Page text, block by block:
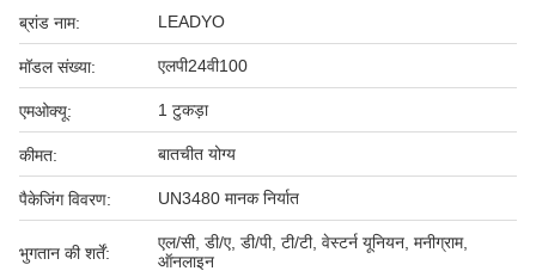
ब्रांड नाम: LEADYO
मॉडल संख्या: एलपी24वी100
एमओक्यू: 1 टुकड़ा
कीमत: बातचीत योग्य
पैकेजिंग विवरण: UN3480 मानक निर्यात
भुगतान की शर्तें:
एल/सी, डी/ए, डी/पी, टी/टी, वेस्टर्न यूनियन, मनीग्राम,
ऑनलाइन